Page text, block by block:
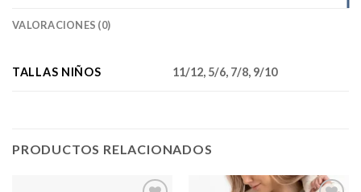
VALORACIONES (0)
TALLAS NIÑOS 11/12, 5/6, 7/8, 9/10
PRODUCTOS RELACIONADOS